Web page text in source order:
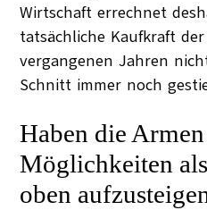
Wirtschaft errechnet
tatsächliche Kaufkraft
vergangenen Jahren
Schnitt immer noch
Haben die
Möglichkeiten
oben